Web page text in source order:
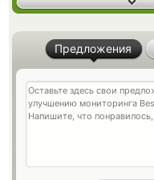
Предложения